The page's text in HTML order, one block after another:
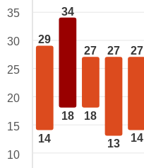
29
14
34
18
27
18
27
13
27
14
35
30
25
20
15
10